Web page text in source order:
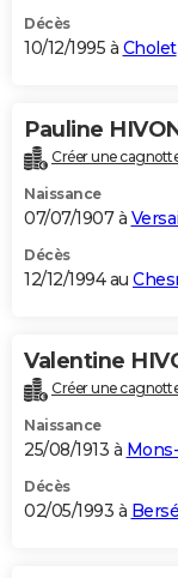
Décès
10/12/1995 à Cholet
Pauline
Créer une
Naissance
07/07/1907 à
Décès
12/12/1994 au
Valentine
Créer une
Naissance
25/08/1913 à
Décès
02/05/1993 à